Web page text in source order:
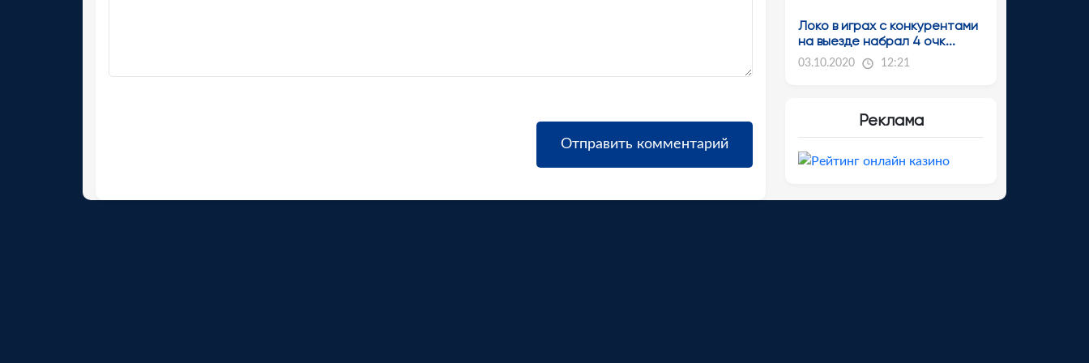
Локо в играх с конкурентами
на выезде набрал 4 очк...
03.10.2020 12:21
Реклама